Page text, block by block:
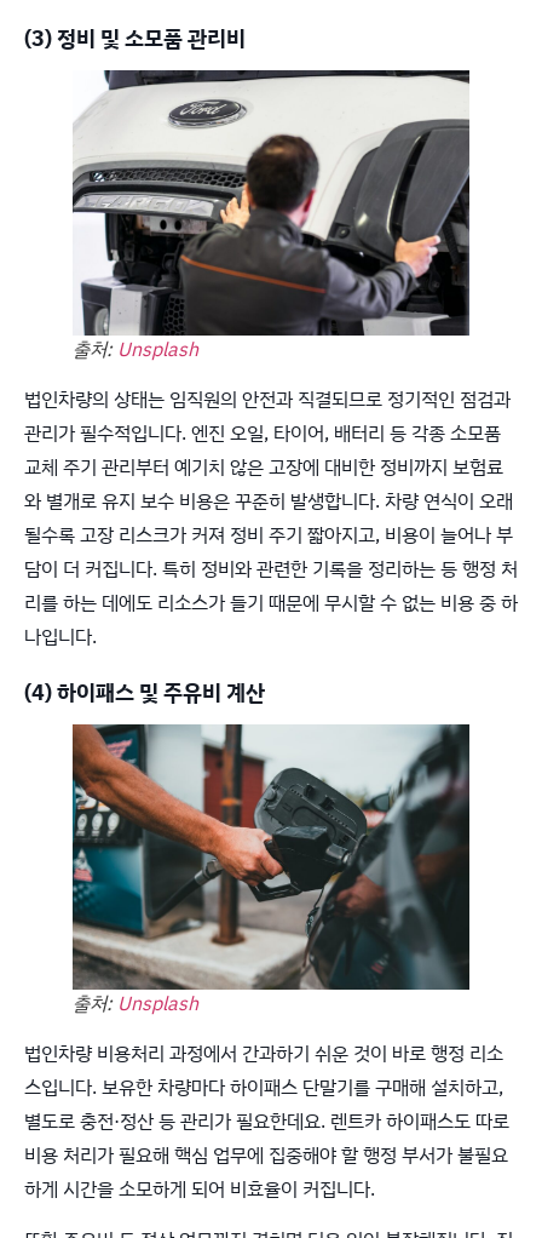
(3) 정비 및 소모품 관리비
출처: Unsplash
법인차량의 상태는 임직원의 안전과 직결되므로 정기적인 점검과
관리가 필수적입니다. 엔진 오일, 타이어, 배터리 등 각종 소모품
교체 주기 관리부터 예기치 않은 고장에 대비한 정비까지 보험료
와 별개로 유지 보수 비용은 꾸준히 발생합니다. 차량 연식이 오래
될수록 고장 리스크가 커져 정비 주기 짧아지고, 비용이 늘어나 부
담이 더 커집니다. 특히 정비와 관련한 기록을 정리하는 등 행정 처
리를 하는 데에도 리소스가 들기 때문에 무시할 수 없는 비용 중 하
나입니다.
(4) 하이패스 및 주유비 계산
출처: Unsplash
법인차량 비용처리 과정에서 간과하기 쉬운 것이 바로 행정 리소
스입니다. 보유한 차량마다 하이패스 단말기를 구매해 설치하고,
별도로 충전·정산 등 관리가 필요한데요. 렌트카 하이패스도 따로
비용 처리가 필요해 핵심 업무에 집중해야 할 행정 부서가 불필요
하게 시간을 소모하게 되어 비효율이 커집니다.